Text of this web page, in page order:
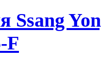
Ssang
F